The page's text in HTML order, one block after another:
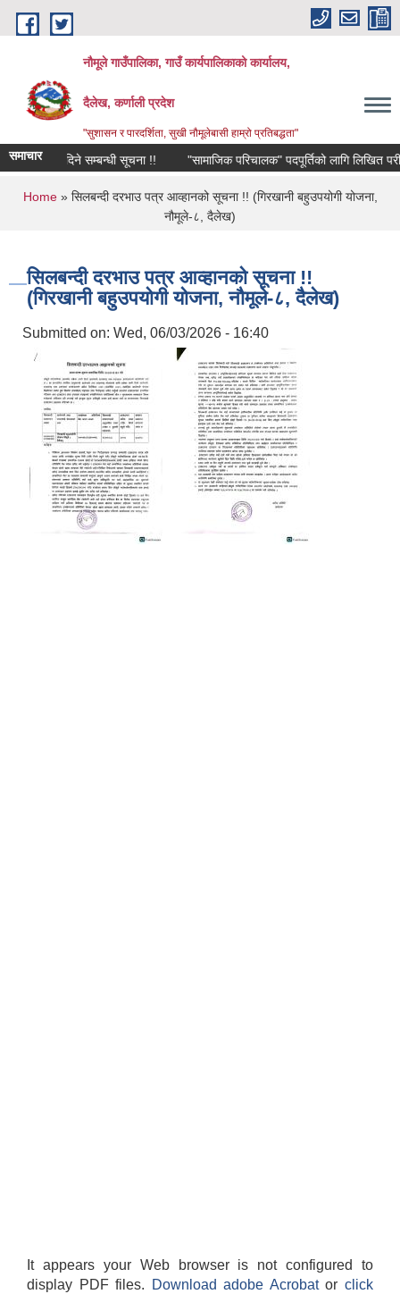
Skip to main content
नौमूले गाउँपालिका, गाउँ कार्यपालिकाको कार्यालय,
दैलेख, कर्णाली प्रदेश
"सुशासन र पारदर्शिता, सुखी नौमूलेबासी हाम्रो प्रतिबद्धता"
समाचार
भई दिने सम्बन्धी सूचना !! "सामाजिक परिचालक" पदपूर्तिको लागि लिखित परीक्षा
You are here
Home» सिलबन्दी दरभाउ पत्र आव्हानको सूचना !! (गिरखानी बहुउपयोगी योजना,
नौमूले-८, दैलेख)
सिलबन्दी दरभाउ पत्र आव्हानको सूचना !!
(गिरखानी बहुउपयोगी योजना, नौमूले-८, दैलेख)
Submitted on: Wed, 06/03/2026 - 16:40
It appears your Web browser is not configured to
display PDF files.
Download adobe Acrobatorclick